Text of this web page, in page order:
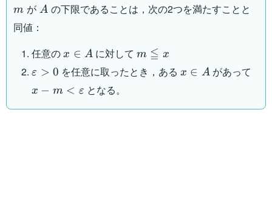
m
m が A
Aの下限であることは，次の2つを満たすことと
同値：
任意のx
\in
A
x ∈ Aに対して m
\leqq
x
m ≦ x
\varepsilon
ε > 0 を任意に取ったとき，ある x
x ∈ Aがあって
x − m < ε となる。